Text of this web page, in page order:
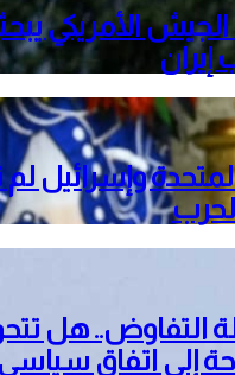
الجيش الأمريكي
المتحدة وإسرائيل
التفاوض.. هل
إلى اتفاق